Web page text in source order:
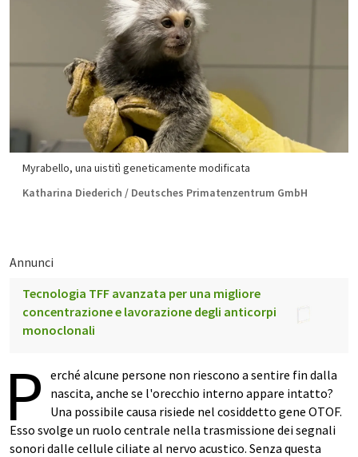
Myrabello, una uistitì geneticamente modificata
Katharina Diederich / Deutsches Primatenzentrum GmbH
Annunci
Tecnologia TFF avanzata per una migliore
concentrazione e lavorazione degli anticorpi
monoclonali
P erché alcune persone non riescono a sentire fin dalla
nascita, anche se l'orecchio interno appare intatto?
Una possibile causa risiede nel cosiddetto gene OTOF.
Esso svolge un ruolo centrale nella trasmissione dei segnali
sonori dalle cellule ciliate al nervo acustico. Senza questa